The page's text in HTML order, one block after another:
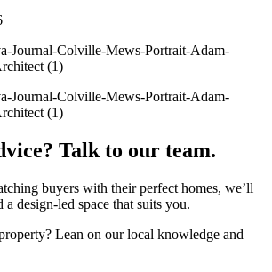
Talk to our team.
buyers with their perfect homes, we’ll
design-led space that suits you.
Lean on our local knowledge and